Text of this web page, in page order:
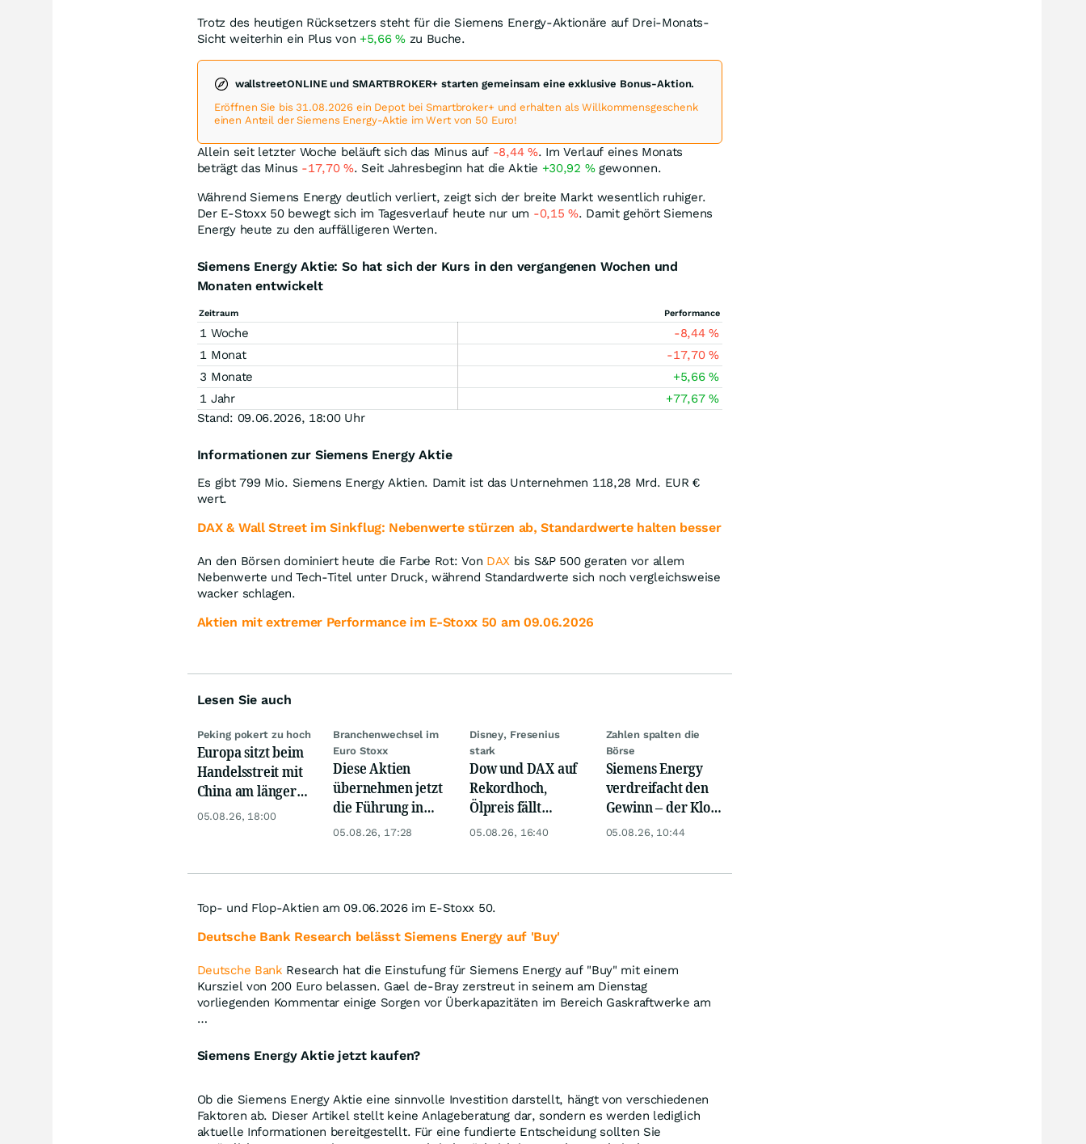
Trotz des heutigen Rücksetzers steht für die Siemens Energy-Aktionäre auf Drei-Monats-
Sicht weiterhin ein Plus von +5,66%zu Buche.
wallstreetONLINE und SMARTBROKER+ starten gemeinsam eine exklusive Bonus-Aktion.
Eröffnen Sie bis 31.08.2026 ein Depot bei Smartbroker+ und erhalten als Willkommensgeschenk
einen Anteil der Siemens Energy-Aktie im Wert von 50 Euro!
Allein seit letzter Woche beläuft sich das Minus auf -8,44 %. Im Verlauf eines Monats
beträgt das Minus -17,70%. Seit Jahresbeginn hat die Aktie +30,92 %gewonnen.
Während Siemens Energy deutlich verliert, zeigt sich der breite Markt wesentlich ruhiger.
Der E-Stoxx 50 bewegt sich im Tagesverlauf heute nur um -0,15%. Damit gehört Siemens
Energy heute zu den auffälligeren Werten.
Siemens Energy Aktie: So hat sich der Kurs in den vergangenen Wochen und
Monaten entwickelt
Zeitraum Performance
1 Woche -8,44%
1 Monat
-17,70%
3 Monate
+5,66%
1 Jahr
+77,67%
Stand: 09.06.2026, 18:00 Uhr
Informationen zur Siemens Energy Aktie
Es gibt 799 Mio. Siemens Energy Aktien. Damit ist das Unternehmen 118,28 Mrd. EUR €
wert.
DAX & Wall Street im Sinkflug: Nebenwerte stürzen ab, Standardwerte halten besser
An den Börsen dominiert heute die Farbe Rot: Von DAX bis S&P 500 geraten vor allem
Nebenwerte und Tech-Titel unter Druck, während Standardwerte sich noch vergleichsweise
wacker schlagen.
Aktien mit extremer Performance im E-Stoxx 50 am 09.06.2026
Lesen Sie auch
Peking pokert zu hoch
Europa sitzt beim
Handelsstreit mit
China am längeren
Hebel
05.08.26, 18:00
Branchenwechsel im
Euro Stoxx
Diese Aktien
übernehmen jetzt
die Führung in
Europa
05.08.26, 17:28
Disney, Fresenius
stark
Dow und DAX auf
Rekordhoch,
Ölpreis fällt
weiter, Gold legt
05.08.26, 16:40
Zahlen spalten die
Börse
Siemens Energy
verdreifacht den
Gewinn – der Klotz
am Bein ist weg
05.08.26, 10:44
Top- und Flop-Aktien am 09.06.2026 im E-Stoxx 50.
Deutsche Bank Research belässt Siemens Energy auf 'Buy'
Deutsche Bank Research hat die Einstufung für Siemens Energy auf "Buy" mit einem
Kursziel von 200 Euro belassen. Gael de-Bray zerstreut in seinem am Dienstag
vorliegenden Kommentar einige Sorgen vor Überkapazitäten im Bereich Gaskraftwerke am
…
Siemens Energy Aktie jetzt kaufen?
Ob die Siemens Energy Aktie eine sinnvolle Investition darstellt, hängt von verschiedenen
Faktoren ab. Dieser Artikel stellt keine Anlageberatung dar, sondern es werden lediglich
aktuelle Informationen bereitgestellt. Für eine fundierte Entscheidung sollten Sie